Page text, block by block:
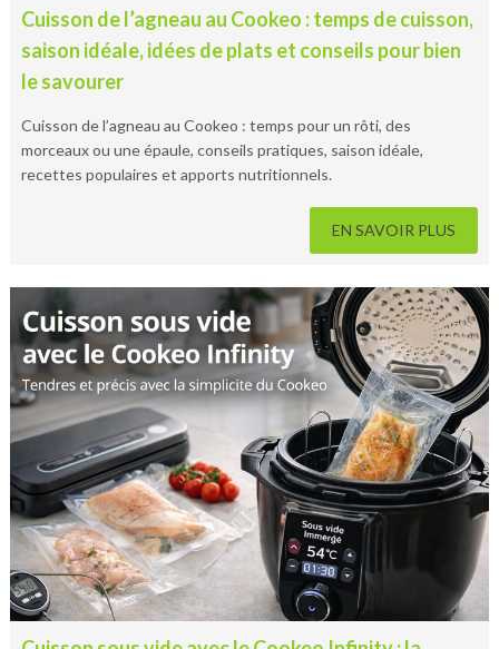
Cuisson de l’agneau au Cookeo : temps de cuisson,
saison idéale, idées de plats et conseils pour bien
le savourer
Cuisson de l’agneau au Cookeo : temps pour un rôti, des
morceaux ou une épaule, conseils pratiques, saison idéale,
recettes populaires et apports nutritionnels.
EN SAVOIR PLUS